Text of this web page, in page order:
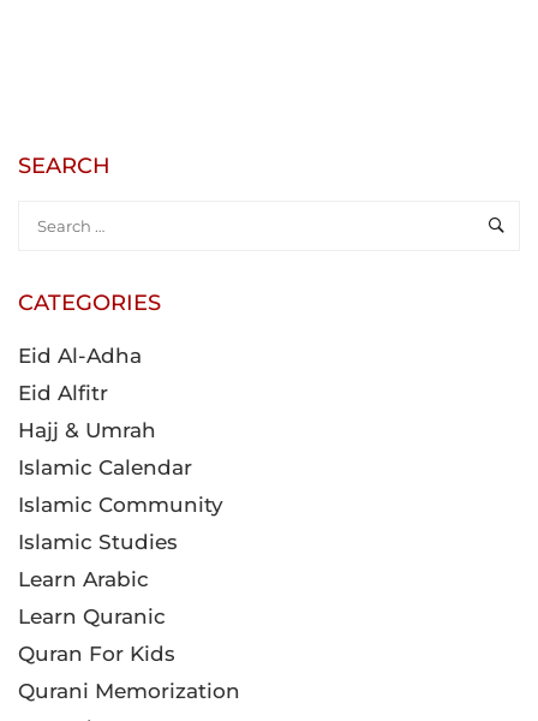
SEARCH
CATEGORIES
Eid Al-Adha
Eid Alfitr
Hajj & Umrah
Islamic Calendar
Islamic Community
Islamic Studies
Learn Arabic
Learn Quranic
Quran For Kids
Qurani Memorization